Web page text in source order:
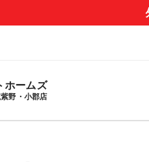
ホームズ
野・小郡店